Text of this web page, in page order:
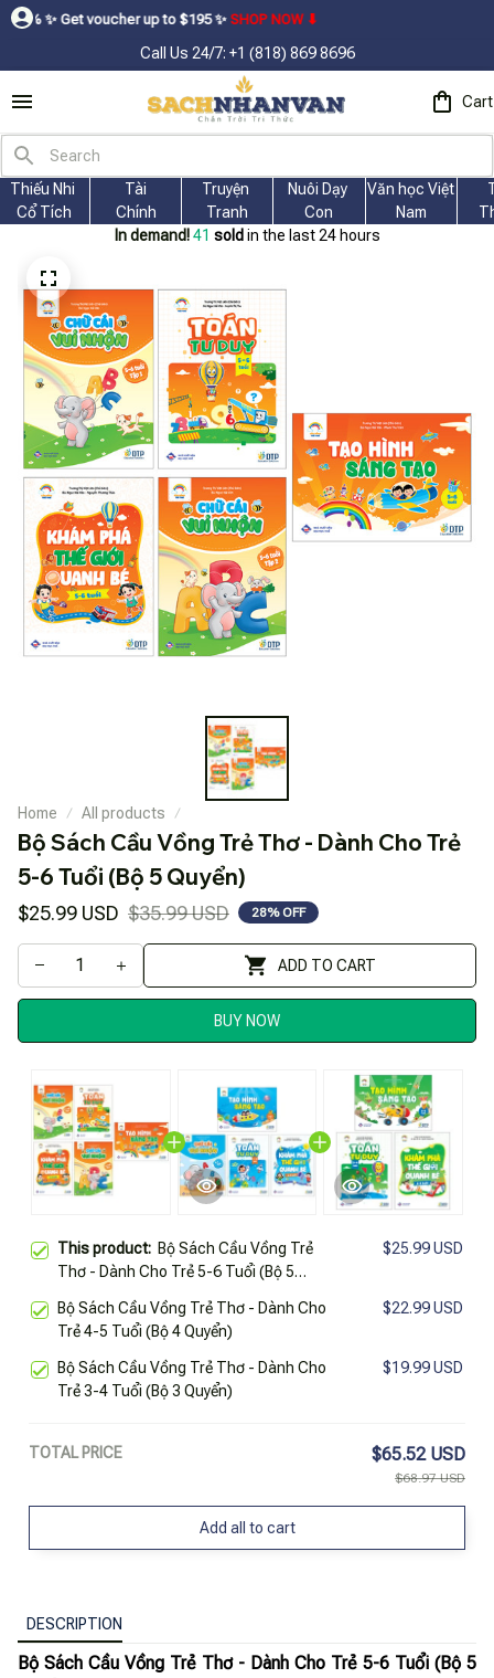
up to $195ㅤ ✨ㅤSHOP NOW ⬇
Call Us 24/7: +1 (818) 869 8696
Cart
Thiếu Nhi
Cổ Tích
Tài
Chính
Truyện
Tranh
Nuôi Dạy
Con
Văn học Việt
Nam
In demand! 42 sold in the last 24 hours
Home All products
Bộ Sách Cầu Vồng Trẻ Thơ - Dành Cho Trẻ
5-6 Tuổi (Bộ 5 Quyển)
$25.99 USD $35.99 USD 28% OFF
ADD TO CART
BUY NOW
This product: Bộ Sách Cầu Vồng Trẻ
Thơ - Dành Cho Trẻ 5-6 Tuổi (Bộ 5
$25.99 USD
Bộ Sách Cầu Vồng Trẻ Thơ - Dành Cho
Trẻ 4-5 Tuổi (Bộ 4 Quyển)
$22.99 USD
Bộ Sách Cầu Vồng Trẻ Thơ - Dành Cho
Trẻ 3-4 Tuổi (Bộ 3 Quyển)
$19.99 USD
TOTAL PRICE $65.52 USD
$68.97 USD
Add all to cart
DESCRIPTION
Bộ Sách Cầu Vồng Trẻ Thơ - Dành Cho Trẻ 5-6 Tuổi (Bộ 5